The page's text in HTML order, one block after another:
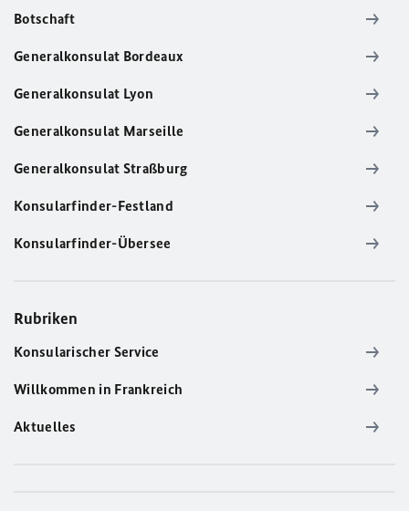
Botschaft
Generalkonsulat Bordeaux
Generalkonsulat Lyon
Generalkonsulat Marseille
Generalkonsulat Straßburg
Konsularfinder-Festland
Konsularfinder-Übersee
Rubriken
Konsularischer Service
Willkommen in Frankreich
Aktuelles